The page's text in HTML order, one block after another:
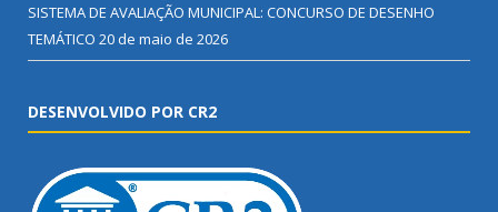
SISTEMA DE AVALIAÇÃO MUNICIPAL: CONCURSO DE DESENHO
TEMÁTICO 20 de maio de 2026
DESENVOLVIDO POR CR2